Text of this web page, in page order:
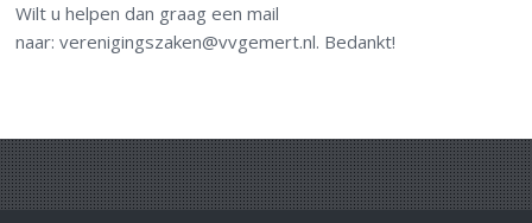
Wilt u helpen dan graag een mail
naar: verenigingszaken@vvgemert.nl. Bedankt!